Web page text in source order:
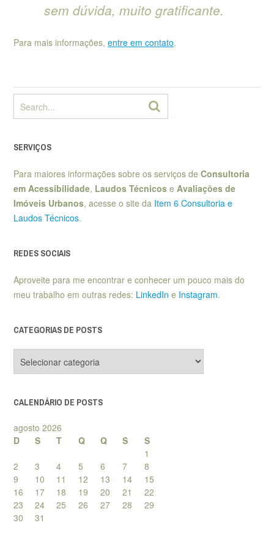
sem dúvida, muito gratificante.
Para mais informações, entre em contato.
SERVIÇOS
Para maiores informações sobre os serviços de Consultoria
em Acessibilidade, Laudos Técnicos e Avaliações de
Imóveis Urbanos, acesse o site da Item 6 Consultoria e
Laudos Técnicos.
REDES SOCIAIS
Aproveite para me encontrar e conhecer um pouco mais do
meu trabalho em outras redes: LinkedIn e Instagram.
CATEGORIAS DE POSTS
de
CALENDÁRIO DE POSTS
agosto 2026
D
S T Q Q S
S
1
2
3 4 5 6 7
8
9
10 11 12 13 14
15
16
17 18 19 20 21
22
23
24 25 26 27 28
29
30
31